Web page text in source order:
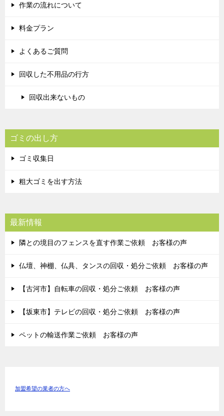
作業の流れについて
料金プラン
よくあるご質問
回収した不用品の行方
回収出来ないもの
ゴミの出し方
ゴミ収集日
粗大ゴミを出す方法
最新情報
隣との境目のフェンスを直す作業ご依頼 お客様の声
仏壇、神棚、仏具、タンスの回収・処分ご依頼 お客様の声
【古河市】自転車の回収・処分ご依頼 お客様の声
【坂東市】テレビの回収・処分ご依頼 お客様の声
ペットの輸送作業ご依頼 お客様の声
加盟希望の業者の方へ